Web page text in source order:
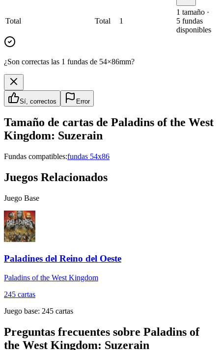
Total Total 1
1 tamaño ·
5 fundas
disponibles
¿Son correctas las 1 fundas de 54×86mm?
Sí, correctos Error
Tamaño de cartas de Paladins of the West
Kingdom: Suzerain
Fundas compatibles:fundas 54x86
Juegos Relacionados
Juego Base
Paladines del Reino del Oeste
Paladins of the West Kingdom
245 cartas
Juego base: 245 cartas
Preguntas frecuentes sobre Paladins of
the West Kingdom: Suzerain